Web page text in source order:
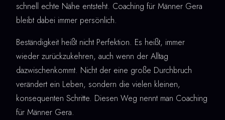
schnell echte Nähe entsteht. Coaching für Männer Gera
bleibt dabei immer persönlich.
Beständigkeit heißt nicht Perfektion. Es heißt, immer
wieder zurückzukehren, auch wenn der Alltag
dazwischenkommt. Nicht der eine große Durchbruch
verändert ein Leben, sondern die vielen kleinen,
konsequenten Schritte. Diesen Weg nennt man Coaching
für Männer Gera.